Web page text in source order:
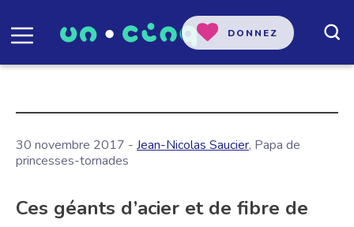
DONNEZ
30 novembre 2017 - Jean-Nicolas Saucier, Papa de
princesses-tornades
Ces géants d’acier et de fibre de